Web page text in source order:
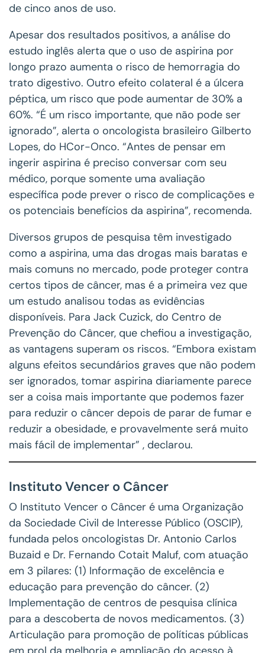
de cinco anos de uso.
Apesar dos resultados positivos, a análise do
estudo inglês alerta que o uso de aspirina por
longo prazo aumenta o risco de hemorragia do
trato digestivo. Outro efeito colateral é a úlcera
péptica, um risco que pode aumentar de 30% a
60%. “É um risco importante, que não pode ser
ignorado”, alerta o oncologista brasileiro Gilberto
Lopes, do HCor-Onco. “Antes de pensar em
ingerir aspirina é preciso conversar com seu
médico, porque somente uma avaliação
específica pode prever o risco de complicações e
os potenciais benefícios da aspirina”, recomenda.
Diversos grupos de pesquisa têm investigado
como a aspirina, uma das drogas mais baratas e
mais comuns no mercado, pode proteger contra
certos tipos de câncer, mas é a primeira vez que
um estudo analisou todas as evidências
disponíveis. Para Jack Cuzick, do Centro de
Prevenção do Câncer, que chefiou a investigação,
as vantagens superam os riscos. “Embora existam
alguns efeitos secundários graves que não podem
ser ignorados, tomar aspirina diariamente parece
ser a coisa mais importante que podemos fazer
para reduzir o câncer depois de parar de fumar e
reduzir a obesidade, e provavelmente será muito
mais fácil de implementar” , declarou.
Instituto Vencer o Câncer
O Instituto Vencer o Câncer é uma Organização
da Sociedade Civil de Interesse Público (OSCIP),
fundada pelos oncologistas Dr. Antonio Carlos
Buzaid e Dr. Fernando Cotait Maluf, com atuação
em 3 pilares: (1) Informação de excelência e
educação para prevenção do câncer. (2)
Implementação de centros de pesquisa clínica
para a descoberta de novos medicamentos. (3)
Articulação para promoção de políticas públicas